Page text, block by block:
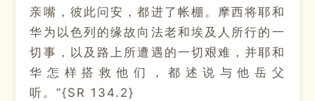
亲嘴，彼此问安，都进了帐棚。摩西将耶和
华为以色列的缘故向法老和埃及人所行的一
切事，以及路上所遭遇的一切艰难，并耶和
华怎样搭救他们，都述说与他岳父
听。”{SR 134.2}